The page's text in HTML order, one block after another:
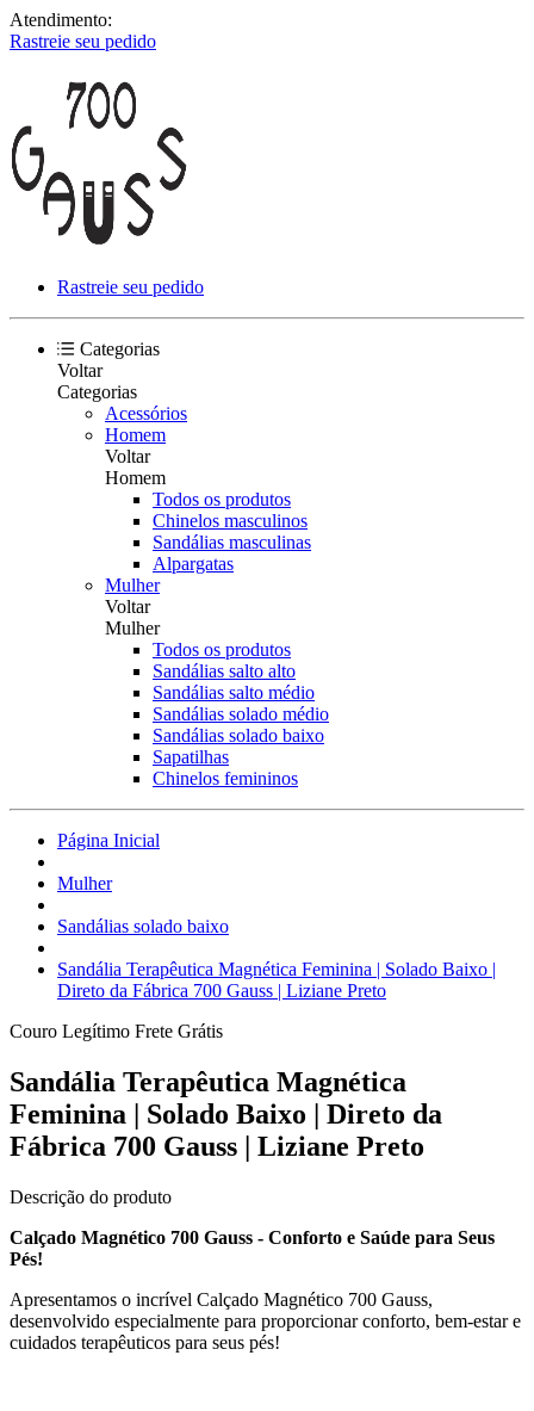
Atendimento:
Rastreie seu pedido
Rastreie seu pedido
Categorias
Voltar
Categorias
Acessórios
Homem
Voltar
Homem
Todos os produtos
Chinelos masculinos
Sandálias masculinas
Alpargatas
Mulher
Voltar
Mulher
Todos os produtos
Sandálias salto alto
Sandálias salto médio
Sandálias solado médio
Sandálias solado baixo
Sapatilhas
Chinelos femininos
Página Inicial
Mulher
Sandálias solado baixo
Sandália Terapêutica Magnética Feminina | Solado Baixo |
Direto da Fábrica 700 Gauss | Liziane Preto
Couro Legítimo Frete Grátis
Sandália Terapêutica Magnética
Feminina | Solado Baixo | Direto da
Fábrica 700 Gauss | Liziane Preto
Descrição do produto
Calçado Magnético 700 Gauss - Conforto e Saúde para Seus
Pés!
Apresentamos o incrível Calçado Magnético 700 Gauss,
desenvolvido especialmente para proporcionar conforto, bem-estar e
cuidados terapêuticos para seus pés!